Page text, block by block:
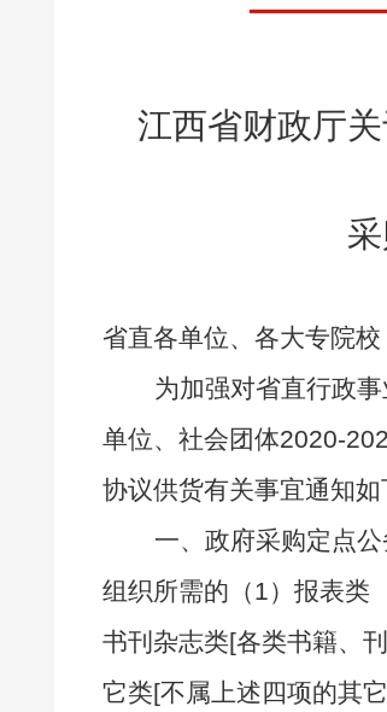
江西省财政厅
省直各单位、各大专院校
为加强对省直行政
单位、社会团体2020-
协议供货有关事宜通知如
一、政府采购定点
组织所需的（1）报表类
书刊杂志类[各类书籍、
它类[不属上述四项的其它